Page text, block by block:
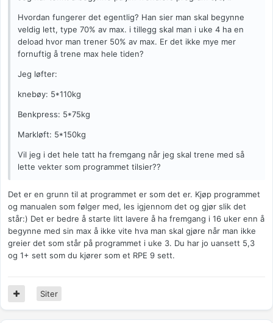
Hvordan fungerer det egentlig? Han sier man skal begynne
veldig lett, type 70% av max. i tillegg skal man i uke 4 ha en
deload hvor man trener 50% av max. Er det ikke mye mer
fornuftig å trene max hele tiden?
Jeg løfter:
knebøy: 5*110kg
Benkpress: 5*75kg
Markløft: 5*150kg
Vil jeg i det hele tatt ha fremgang når jeg skal trene med så
lette vekter som programmet tilsier??
Det er en grunn til at programmet er som det er. Kjøp programmet
og manualen som følger med, les igjennom det og gjør slik det
står:) Det er bedre å starte litt lavere å ha fremgang i 16 uker enn å
begynne med sin max å ikke vite hva man skal gjøre når man ikke
greier det som står på programmet i uke 3. Du har jo uansett 5,3
og 1+ sett som du kjører som et RPE 9 sett.
Siter